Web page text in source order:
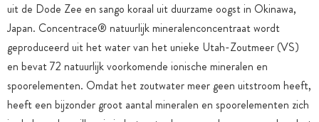
uit de Dode Zee en sango koraal uit duurzame oogst in Okinawa,
Japan. Concentrace® natuurlijk mineralenconcentraat wordt
geproduceerd uit het water van het unieke Utah-Zoutmeer (VS)
en bevat 72 natuurlijk voorkomende ionische mineralen en
spoorelementen. Omdat het zoutwater meer geen uitstroom heeft,
heeft een bijzonder groot aantal mineralen en spoorelementen zich